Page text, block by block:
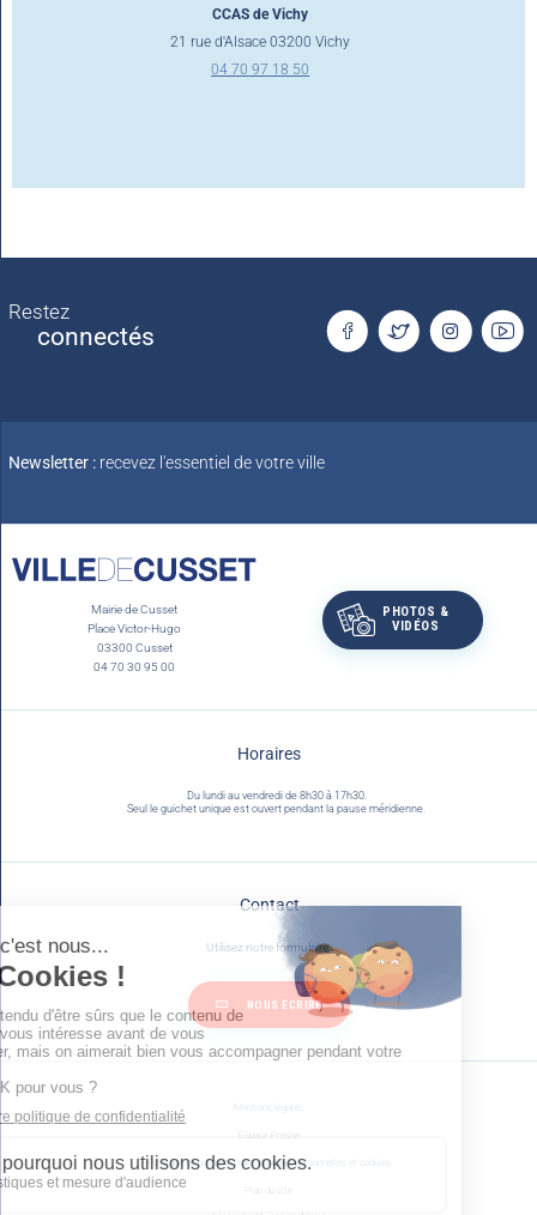
CCAS de Vichy
21 rue d'Alsace 03200 Vichy
04 70 97 18 50
Restez
connectés
Newsletter : recevez l'essentiel de votre ville
Mairie de Cusset
Place Victor-Hugo
03300 Cusset
04 70 30 95 00
PHOTOS &
VIDÉOS
Horaires
Du lundi au vendredi de 8h30 à 17h30.
Seul le guichet unique est ouvert pendant la pause méridienne.
Contact
Utilisez notre formulaire :
NOUS ÉCRIRE
Mentions légales
Espace Presse
Politique de protection des données personnelles et cookies
Plan du site